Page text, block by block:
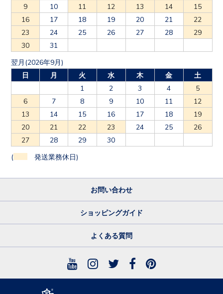
9
10 11 12 13 14
15
16
17 18 19 20 21
22
23
24 25 26 27 28
29
30
31
翌月(2026年9月)
日
月 火 水 木 金
土
1
2 3 4
5
6
7 8 9 10 11
12
13
14 15 16 17 18
19
20
21 22 23 24 25
26
27
28 29 30
( 発送業務休日)
お問い合わせ
ショッピングガイド
よくある質問